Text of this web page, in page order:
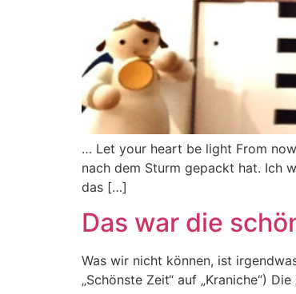
… Let your heart be light From
nach dem Sturm gepackt hat. Ich
das […]
Das war die
Was wir nicht können, ist
„Schönste Zeit“ auf „Kraniche“)